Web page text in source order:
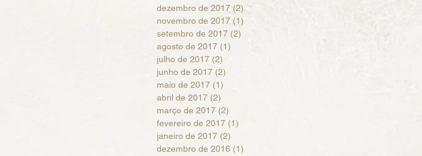
dezembro de 2017 (2)
novembro de 2017 (1)
setembro de 2017 (2)
agosto de 2017 (1)
julho de 2017 (2)
junho de 2017 (2)
maio de 2017 (1)
abril de 2017 (2)
março de 2017 (2)
fevereiro de 2017 (1)
janeiro de 2017 (2)
dezembro de 2016 (1)